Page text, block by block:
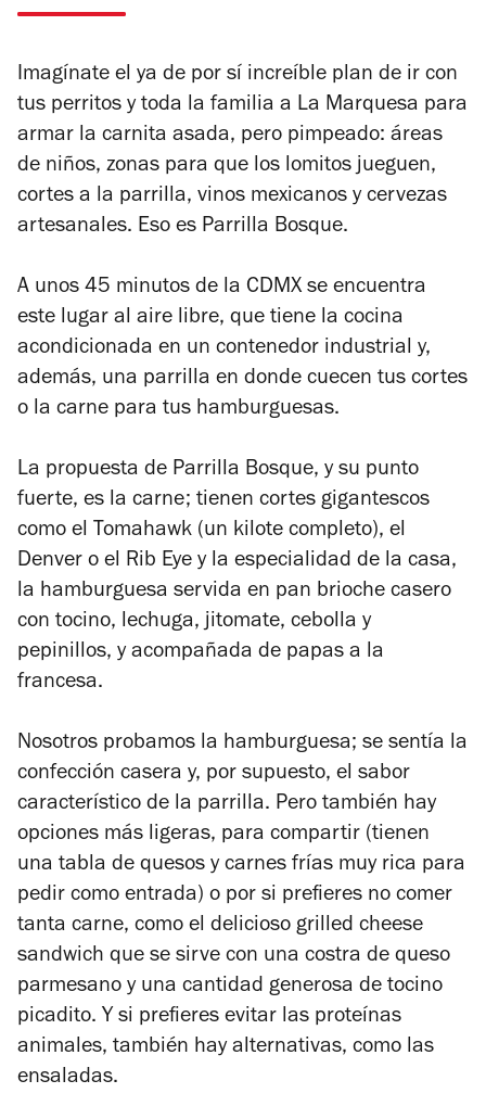
Imagínate el ya de por sí increíble plan de ir con
tus perritos y toda la familia a La Marquesa para
armar la carnita asada, pero pimpeado: áreas
de niños, zonas para que los lomitos jueguen,
cortes a la parrilla, vinos mexicanos y cervezas
artesanales. Eso es Parrilla Bosque.
A unos 45 minutos de la CDMX se encuentra
este lugar al aire libre, que tiene la cocina
acondicionada en un contenedor industrial y,
además, una parrilla en donde cuecen tus cortes
o la carne para tus hamburguesas.
La propuesta de Parrilla Bosque, y su punto
fuerte, es la carne; tienen cortes gigantescos
como el Tomahawk (un kilote completo), el
Denver o el Rib Eye y la especialidad de la casa,
la hamburguesa servida en pan brioche casero
con tocino, lechuga, jitomate, cebolla y
pepinillos, y acompañada de papas a la
francesa.
Nosotros probamos la hamburguesa; se sentía la
confección casera y, por supuesto, el sabor
característico de la parrilla. Pero también hay
opciones más ligeras, para compartir (tienen
una tabla de quesos y carnes frías muy rica para
pedir como entrada) o por si prefieres no comer
tanta carne, como el delicioso grilled cheese
sandwich que se sirve con una costra de queso
parmesano y una cantidad generosa de tocino
picadito. Y si prefieres evitar las proteínas
animales, también hay alternativas, como las
ensaladas.